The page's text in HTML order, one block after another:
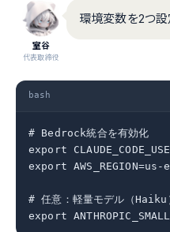
室谷
代表取締役
環境変数を2つ設
bash
# Bedrock統合を有効化
export
export AWS_REGION=us-
# 任意：軽量モデル（Haiku
export